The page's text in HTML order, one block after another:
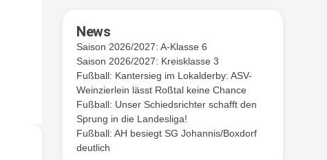
News
Saison 2026/2027: A-Klasse 6
Saison 2026/2027: Kreisklasse 3
Fußball: Kantersieg im Lokalderby: ASV-
Weinzierlein lässt Roßtal keine Chance
Fußball: Unser Schiedsrichter schafft den
Sprung in die Landesliga!
Fußball: AH besiegt SG Johannis/Boxdorf
deutlich